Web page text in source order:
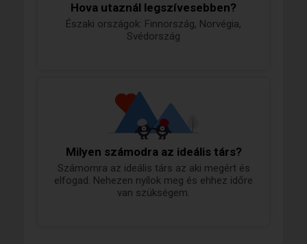
Hova utaznál legszívesebben?
Északi országok: Finnország, Norvégia,
Svédország
Milyen számodra az ideális társ?
Számomra az ideális társ az aki megért és
elfogad. Nehezen nyílok meg és ehhez időre
van szükségem.